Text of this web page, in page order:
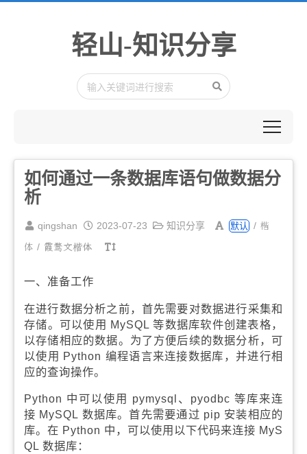
轻山-知识分享
如何通过一条数据库语句做数据分
析
qingshan 2023-07-23 知识分享 默认 / 楷
体 / 霞鹜文楷体
一、准备工作
在进行数据分析之前，首先需要对数据进行采集和
存储。可以使用 MySQL 等数据库软件创建表格，
以存储相应的数据。为了方便后续的数据分析，可
以使用 Python 编程语言来连接数据库，并进行相
应的查询操作。
Python 中可以使用 pymysql、pyodbc 等库来连
接 MySQL 数据库。首先需要通过 pip 安装相应的
库。在 Python 中，可以使用以下代码来连接 MyS
QL 数据库：